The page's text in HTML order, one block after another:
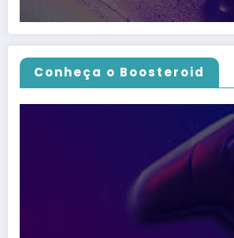
Conheça o Boosteroid